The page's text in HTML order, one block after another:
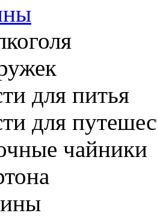
для питья
для
чайники